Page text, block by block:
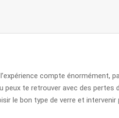
compte énormément,
te retrouver avec des pertes
le bon type de verre et